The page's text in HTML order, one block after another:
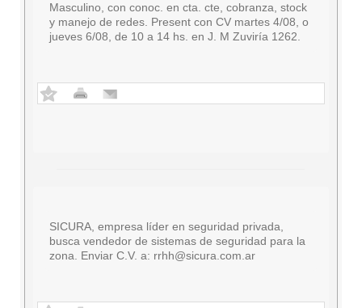
Masculino, con conoc. en cta. cte, cobranza, stock
y manejo de redes. Present con CV martes 4/08, o
jueves 6/08, de 10 a 14 hs. en J. M Zuviría 1262.
SICURA, empresa líder en seguridad privada,
busca vendedor de sistemas de seguridad para la
zona. Enviar C.V. a: rrhh@sicura.com.ar